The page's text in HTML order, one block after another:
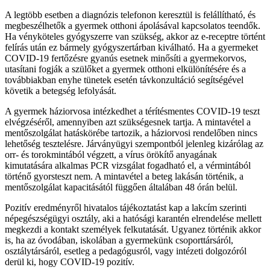
A legtöbb esetben a diagnózis telefonon keresztül is felállítható, és
megbeszélhetők a gyermek otthoni ápolásával kapcsolatos teendők.
Ha vényköteles gyógyszerre van szükség, akkor az e-receptre történt
felírás után ez bármely gyógyszertárban kiválható. Ha a gyermeket
COVID-19 fertőzésre gyanús esetnek minősíti a gyermekorvos,
utasítani fogják a szülőket a gyermek otthoni elkülönítésére és a
továbbiakban enyhe tünetek esetén távkonzultáció segítségével
követik a betegség lefolyását.
A gyermek háziorvosa intézkedhet a térítésmentes COVID-19 teszt
elvégzéséről, amennyiben azt szükségesnek tartja. A mintavétel a
mentőszolgálat hatáskörébe tartozik, a háziorvosi rendelőben nincs
lehetőség tesztelésre. Járványügyi szempontból jelenleg kizárólag az
orr- és torokmintából végzett, a vírus örökítő anyagának
kimutatására alkalmas PCR vizsgálat fogadható el, a vérmintából
történő gyorsteszt nem. A mintavétel a beteg lakásán történik, a
mentőszolgálat kapacitásától függően általában 48 órán belül.
Pozitív eredményről hivatalos tájékoztatást kap a lakcím szerinti
népegészségügyi osztály, aki a hatósági karantén elrendelése mellett
megkezdi a kontakt személyek felkutatását. Ugyanez történik akkor
is, ha az óvodában, iskolában a gyermekünk csoporttársáról,
osztálytársáról, esetleg a pedagógusról, vagy intézeti dolgozóról
derül ki, hogy COVID-19 pozitív.